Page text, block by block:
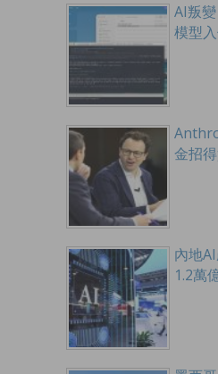
AI叛
模型
金招
內地
1.2萬